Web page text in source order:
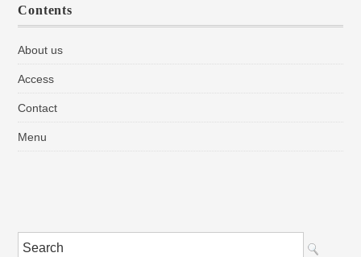
Contents
About us
Access
Contact
Menu